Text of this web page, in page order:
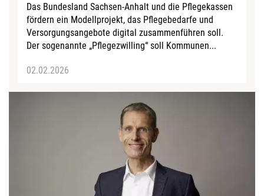
Das Bundesland Sachsen-Anhalt und die Pflegekassen
fördern ein Modellprojekt, das Pflegebedarfe und
Versorgungsangebote digital zusammenführen soll.
Der sogenannte „Pflegezwilling“ soll Kommunen...
02.02.2026